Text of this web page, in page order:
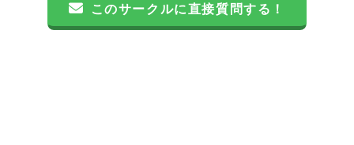
このサークルに直接質問する！